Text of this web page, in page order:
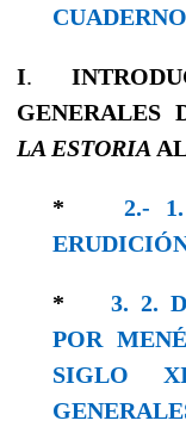
I.
GENERALES
LA ESTORIA
*2.-
* 3. 2.
POR
SIGLO